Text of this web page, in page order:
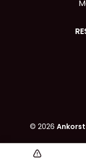
© 2026